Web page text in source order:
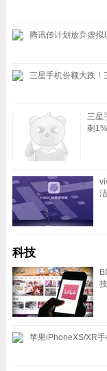
腾讯传计划放弃虚拟
三星手机份额大跌！
三星
剩
科技
苹果iPhoneXS/XR